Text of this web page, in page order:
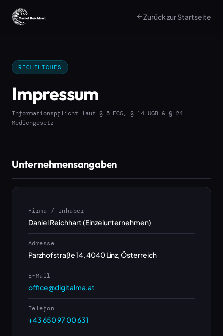
Zurück zur Startseite
RECHTLICHES
Impressum
Informationspflicht laut § 5 ECG, § 14 UGB & § 24
Mediengesetz
Unternehmensangaben
Firma / Inhaber
Daniel Reichhart (Einzelunternehmen)
Adresse
Parzhofstraße 14, 4040 Linz, Österreich
E-Mail
office@digitalma.at
Telefon
+43 650 97 00 631